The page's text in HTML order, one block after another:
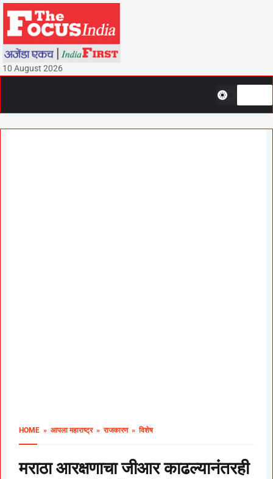
10 August 2026
HOME » आपला महाराष्ट्र» राजकारण» विशेष
मराठा आरक्षणाचा जीआर काढल्यानंतरही